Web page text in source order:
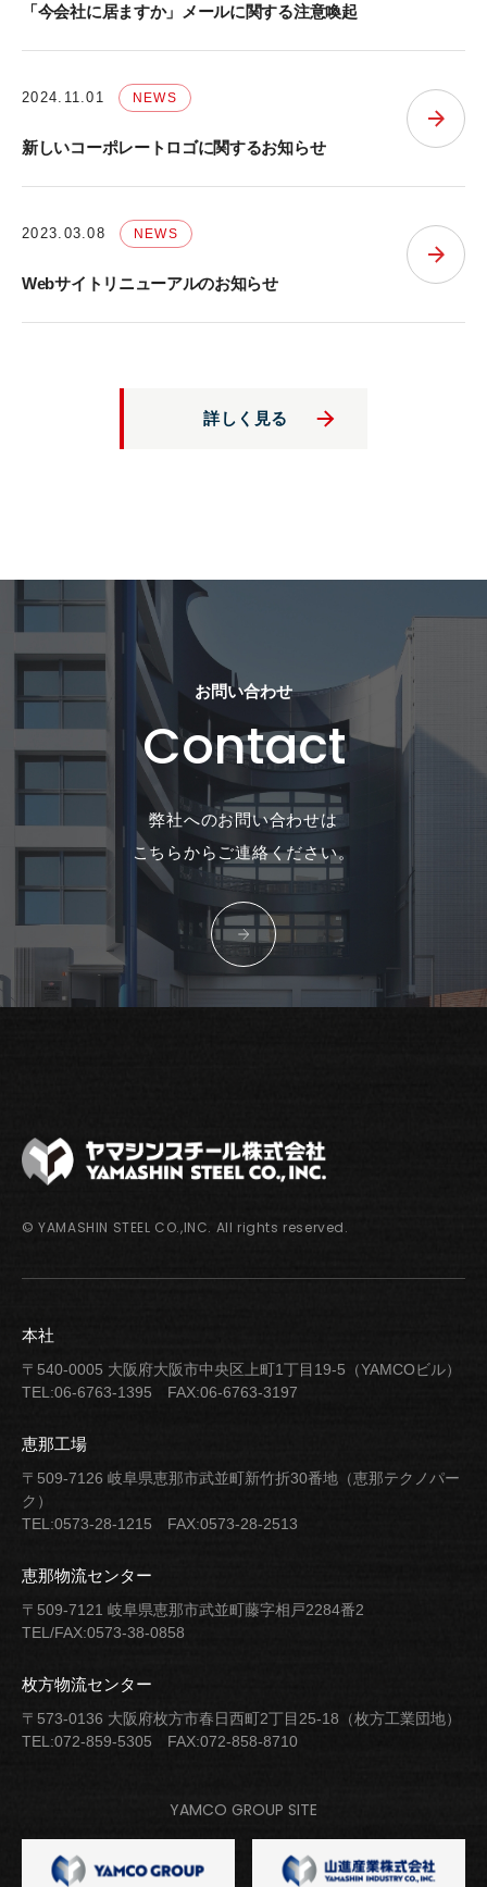
「今会社に居ますか」メールに関する注意喚起
2024.11.01 NEWS
新しいコーポレートロゴに関するお知らせ
2023.03.08 NEWS
Webサイトリニューアルのお知らせ
詳しく見る
お問い合わせ
Contact
弊社へのお問い合わせは
こちらからご連絡ください。
© YAMASHIN STEEL CO.,INC. All rights reserved.
本社
〒540-0005 大阪府大阪市中央区上町1丁目19-5（YAMCOビル）
TEL:06-6763-1395
FAX:06-6763-3197
恵那工場
〒509-7126 岐阜県恵那市武並町新竹折30番地（恵那テクノパー
ク）
TEL:0573-28-1215
FAX:0573-28-2513
恵那物流センター
〒509-7121 岐阜県恵那市武並町藤字相戸2284番2
TEL/FAX:0573-38-0858
枚方物流センター
〒573-0136 大阪府枚方市春日西町2丁目25-18（枚方工業団地）
TEL:072-859-5305
FAX:072-858-8710
YAMCO GROUP SITE